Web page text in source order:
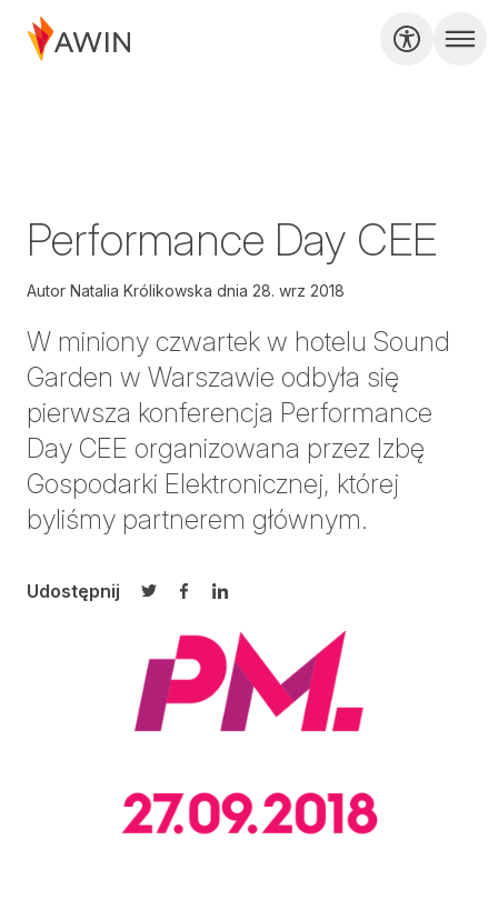
Performance Day CEE
Autor Natalia Królikowska dnia 28. wrz 2018
W miniony czwartek w hotelu Sound
Garden w Warszawie odbyła się
pierwsza konferencja Performance
Day CEE organizowana przez Izbę
Gospodarki Elektronicznej, której
byliśmy partnerem głównym.
Udostępnij
Udostępnij na Twitterze
Udostępnij na Facebooku
Udostępnij na LinkedIn